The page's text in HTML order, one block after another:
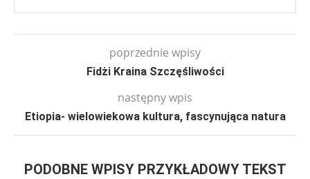
poprzednie wpisy
Fidżi Kraina Szczęśliwości
następny wpis
Etiopia- wielowiekowa kultura, fascynująca natura
PODOBNE WPISY PRZYKŁADOWY TEKST